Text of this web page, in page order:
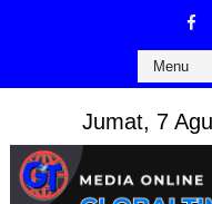
Jumat, 7